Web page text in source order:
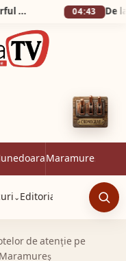
Silva Logistic Services. Munții Dognecei, Vârful Culmea Poeții, Ocna de Fier, zone desprinse dintr-o poveste în care timpul a uitat să mai grabească pașii oamenilor. 04:43
Maramureș
⌄ Editorial
de atenție pe